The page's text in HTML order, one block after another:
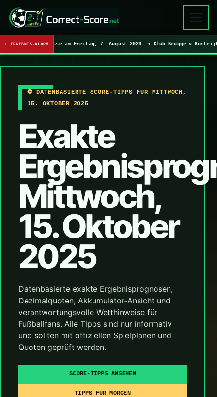
ERGEBNIS-ALARM
exakte Ergebnisse am Freitag, 7. August 2026. • Club Brugge v
⚽ DATENBASIERTE SCORE-TIPPS FÜR MITTWOCH,
15. OKTOBER 2025
Exakte
Mittwoch,
15. Oktober
2025
Datenbasierte exakte Ergebnisprognosen,
Dezimalquoten, Akkumulator-Ansicht und
verantwortungsvolle Wetthinweise für
Fußballfans. Alle Tipps sind nur informativ
und sollten mit offiziellen Spielplänen und
Quoten geprüft werden.
SCORE-TIPPS ANSEHEN
TIPPS FÜR MORGEN